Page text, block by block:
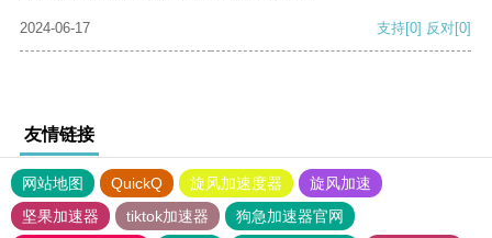
2024-06-17 支持[0] 反对[0]
友情链接
网站地图 QuickQ 旋风加速度器
旋风加速
坚果加速器
tiktok加速器
狗急加速器官网